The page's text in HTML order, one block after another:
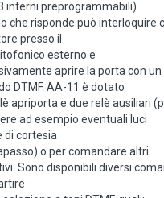
interni preprogrammabili).
che risponde può interloquire
presso il
esterno e
aprire la porta con un
DTMF. AA-11 è dotato
apriporta e due relè ausiliari
ad esempio eventuali luci
di cortesia
o per comandare altri
Sono disponibili diversi